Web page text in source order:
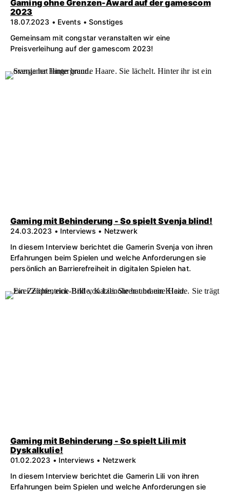
Gaming ohne Grenzen-Award auf der gamescom
2023
18.07.2023 • Events • Sonstiges
Gemeinsam mit congstar veranstalten wir eine
Preisverleihung auf der gamescom 2023!
Gaming mit Behinderung - So spielt Svenja blind!
24.03.2023 • Interviews • Netzwerk
In diesem Interview berichtet die Gamerin Svenja von ihren
Erfahrungen beim Spielen und welche Anforderungen sie
persönlich an Barrierefreiheit in digitalen Spielen hat.
Gaming mit Behinderung - So spielt Lili mit
Dyskalkulie!
01.02.2023 • Interviews • Netzwerk
In diesem Interview berichtet die Gamerin Lili von ihren
Erfahrungen beim Spielen und welche Anforderungen sie